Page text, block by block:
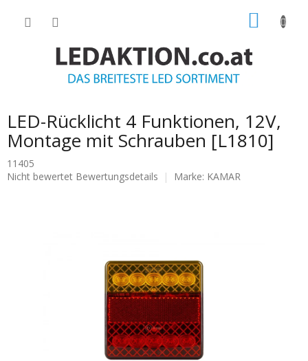
LED-Rücklicht 4 Funktionen, 12V,
Montage mit Schrauben [L1810]
11405
Die
Nicht bewertet Bewertungsdetails Marke: KAMAR